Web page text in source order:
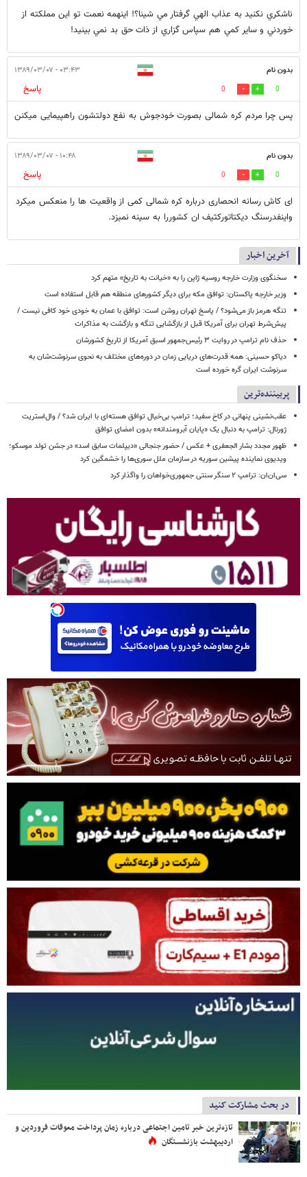
ناشكري نكنيد به عذاب الهي گرفتار مي شينا؟! اينهمه نعمت تو اين مملكته از
خوردني و ساير كمي هم سپاس گزاري از ذات حق بد نمي بينيد!
بدون نام ۰۳:۴۳ - ۱۳۸۹/۰۳/۰۷
0
0
پاسخ
پس چرا مردم کره شمالی بصورت خودجوش به نفع دولتشون راهپیمایی میکنن
بدون نام ۱۰:۴۸ - ۱۳۸۹/۰۳/۰۷
0
0
پاسخ
ای کاش رسانه انحصاری درباره کره شمالی کمی از واقعیت ها را منعکس میکرد
واینفدرسنگ دیکتاتورکثیف ان کشوررا به سینه نمیزد.
آخرین اخبار
سخنگوی وزارت خارجه روسیه ژاپن را به «خیانت به تاریخ» متهم کرد
وزیر خارجه پاکستان: توافق مکه برای دیگر کشورهای منطقه هم قابل استفاده است
تنگه هرمز باز می‌شود؟ / پاسخ تهران روشن است: توافق با عمان به خودی خود کافی نیست /
پیش‌شرط تهران برای آمریکا قبل از بازگشایی تنگه و بازگشت به مذاکرات
حذف نام ترامپ در روایت ۳ رئیس‌جمهور اسبق آمریکا از تاریخ کشورشان
دیاکو حسینی: همه قدرت‌های دریایی زمان در دوره‌های مختلف به نحوی سرنوشت‌شان به
سرنوشت ایران گره خورده است
پربیننده‌ترین
عقب‌نشینی پنهانی در کاخ سفید؛ ترامپ بی‌خیال توافق هسته‌ای با ایران شد؟ / وال‌استریت
ژورنال: ترامپ به دنبال یک «پایان آبرومندانه» بدون امضای توافق
ظهور مجدد بشار الجعفری + عکس / حضور جنجالی «دیپلمات سابق اسد» در جشن تولد موسکو؛
ویدیوی نماینده پیشین سوریه در سازمان ملل سوری‌ها را خشمگین کرد
سی‌ان‌ان: ترامپ ۲ سنگر سنتی جمهوری‌خواهان را واگذار کرد
در بحث مشارکت کنید
تازه‌ترین خبر تامین اجتماعی درباره زمان پرداخت معوقات فروردین و
اردیبهشت بازنشستگان